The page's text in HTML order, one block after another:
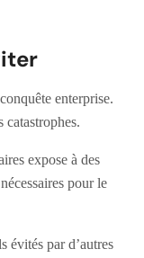
enterprise.
catastrophes.
expose à des
pour le
évités par d’autres